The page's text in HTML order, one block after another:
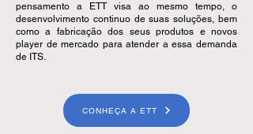
pensamento a ETT visa ao mesmo tempo, o
desenvolvimento continuo de suas soluções, bem
como a fabricação dos seus produtos e novos
player de mercado para atender a essa demanda
de ITS.
CONHEÇA A ETT